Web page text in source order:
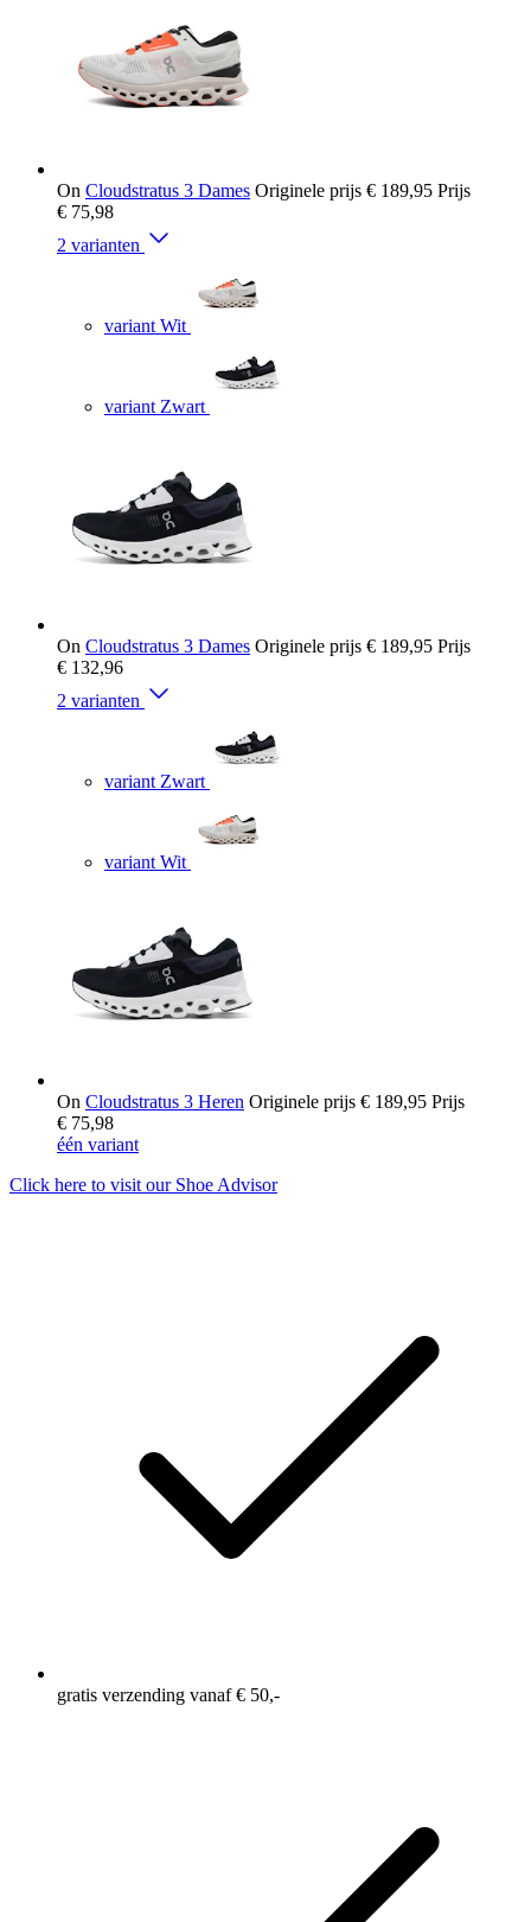
On Cloudstratus 3 Dames Originele prijs € 189,95 Prijs
€ 75,98
2 varianten
variant Wit
variant Zwart
On Cloudstratus 3 Dames Originele prijs € 189,95 Prijs
€ 132,96
2 varianten
variant Zwart
variant Wit
On Cloudstratus 3 Heren Originele prijs € 189,95 Prijs
€ 75,98
één variant
Click here to visit our Shoe Advisor
gratis verzending vanaf € 50,-